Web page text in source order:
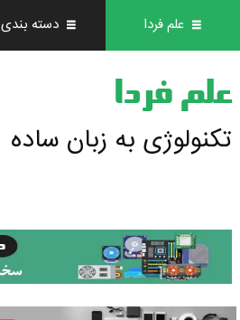
علم فردا دسته بندی
علم فردا
تکنولوژی به زبان ساده